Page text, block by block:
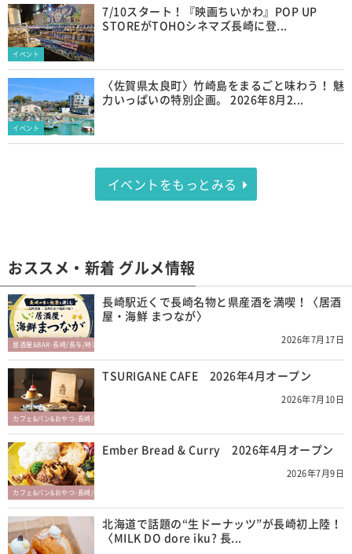
イベント
7/10スタート！『映画ちいかわ』POP UP
STOREがTOHOシネマズ長崎に登...
イベント
〈佐賀県太良町〉竹崎島をまるごと味わう！ 魅
力いっぱいの特別企画。 2026年8月2...
イベントをもっとみる
おススメ・新着 グルメ情報
居酒屋&BAR-長崎/長与/時津
長崎駅近くで長崎名物と県産酒を満喫！〈居酒
屋・海鮮 まつなが〉
2026年7月17日
カフェ&パン&おやつ-長崎/長与/時津
TSURIGANE CAFE 2026年4月オープン
2026年7月10日
カフェ&パン&おやつ-長崎/長与/時津
Ember Bread & Curry 2026年4月オープン
2026年7月9日
北海道で話題の“生ドーナッツ”が長崎初上陸！
〈MILK DO dore iku? 長...